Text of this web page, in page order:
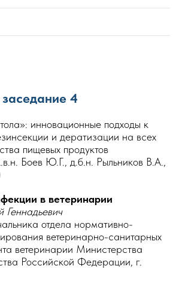
4
инновационные подходы к
и дератизации на всех
пищевых продуктов
Боев Ю.Г., д.б.н. Рыльников В.А.,
в ветеринарии
отдела нормативно-
ветеринарно-санитарных
ветеринарии Министерства
Российской Федерации, г.